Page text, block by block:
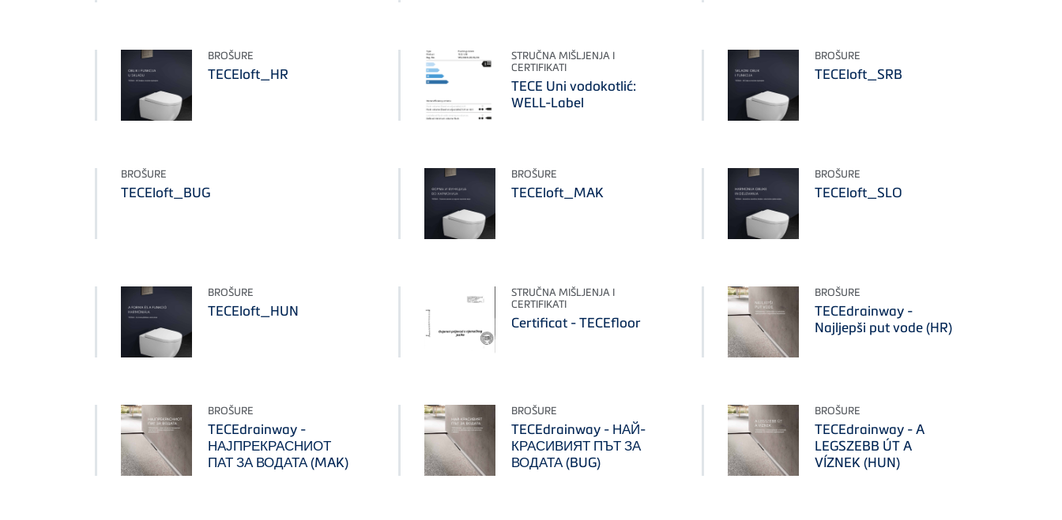
BROŠURE
TECEloft_HR
STRUČNA MIŠLJENJA I
CERTIFIKATI
TECE Uni vodokotlić:
WELL-Label
BROŠURE
TECEloft_SRB
BROŠURE
TECEloft_BUG
BROŠURE
TECEloft_MAK
BROŠURE
TECEloft_SLO
BROŠURE
TECEloft_HUN
STRUČNA MIŠLJENJA I
CERTIFIKATI
Certificat - TECEfloor
BROŠURE
TECEdrainway -
Najljepši put vode (HR)
BROŠURE
TECEdrainway -
НАЈПРЕКРАСНИОТ
ПАТ ЗА ВОДАТА (MAK)
BROŠURE
TECEdrainway - НАЙ-
КРАСИВИЯТ ПЪТ ЗА
ВОДАТА (BUG)
BROŠURE
TECEdrainway - A
LEGSZEBB ÚT A
VÍZNEK (HUN)